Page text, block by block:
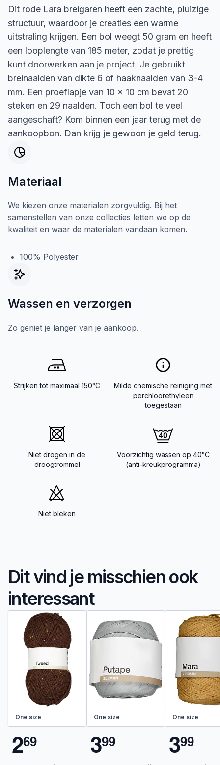
Dit rode Lara breigaren heeft een zachte, pluizige
structuur, waardoor je creaties een warme
uitstraling krijgen. Een bol weegt 50 gram en heeft
een looplengte van 185 meter, zodat je prettig
kunt doorwerken aan je project. Je gebruikt
breinaalden van dikte 6 of haaknaalden van 3-4
mm. Een proeflapje van 10 x 10 cm bevat 20
steken en 29 naalden. Toch een bol te veel
aangeschaft? Kom binnen een jaar terug met de
aankoopbon. Dan krijg je gewoon je geld terug.
Materiaal
We kiezen onze materialen zorgvuldig. Bij het
samenstellen van onze collecties letten we op de
kwaliteit en waar de materialen vandaan komen.
100% Polyester
Wassen en verzorgen
Zo geniet je langer van je aankoop.
Strijken tot maximaal 150°C
Milde chemische reiniging met
perchloorethyleen
toegestaan
Niet drogen in de
droogtrommel
Voorzichtig wassen op 40°C
(anti-kreukprogramma)
Niet bleken
Dit vind je misschien ook
interessant
One size
269
One size
399
One size
399